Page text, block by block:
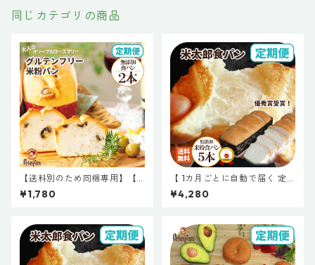
同じカテゴリの商品
【送料別のため同梱専用】【 1
カ月ごとに自動で届く 定期便
】グルテンフリー米粉パン オ
¥1,780
【 1カ月ごとに自動で届く 定
期便 】国産米粉の米太郎食パ
ン 5本セット 無添加 米粉パン
¥4,280